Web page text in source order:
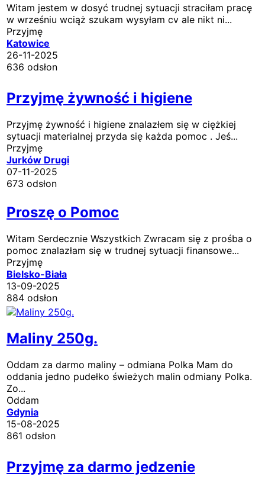
Witam jestem w dosyć trudnej sytuacji straciłam pracę
w wrześniu wciąż szukam wysyłam cv ale nikt ni...
Przyjmę
Katowice
26-11-2025
636 odsłon
Przyjmę żywność i higiene
Przyjmę żywność i higiene znalazłem się w ciężkiej
sytuacji materialnej przyda się każda pomoc . Jeś...
Przyjmę
Jurków Drugi
07-11-2025
673 odsłon
Proszę o Pomoc
Witam Serdecznie Wszystkich Zwracam się z prośba o
pomoc znalazłam się w trudnej sytuacji finansowe...
Przyjmę
Bielsko-Biała
13-09-2025
884 odsłon
Maliny 250g.
Oddam za darmo maliny – odmiana Polka Mam do
oddania jedno pudełko świeżych malin odmiany Polka.
Zo...
Oddam
Gdynia
15-08-2025
861 odsłon
Przyjmę za darmo jedzenie